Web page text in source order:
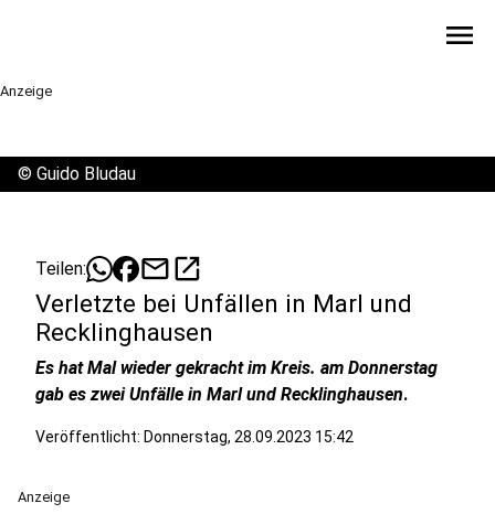
menu
Anzeige
© Guido Bludau
Teilen: mailopen_in_new
Verletzte bei Unfällen in Marl und
Recklinghausen
Es hat Mal wieder gekracht im Kreis. am Donnerstag
gab es zwei Unfälle in Marl und Recklinghausen.
Veröffentlicht: Donnerstag, 28.09.2023 15:42
Anzeige